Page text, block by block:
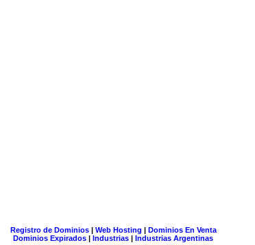
Registro de Dominios| Web Hosting | Dominios En Venta
Dominios Expirados | Industrias | Industrias Argentinas